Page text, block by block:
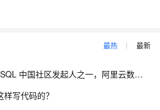
最热 最新
【大咖问答】对话PostgreSQL 中国社区发起人之一，阿里云数据库高级专家 德哥
写代码的？